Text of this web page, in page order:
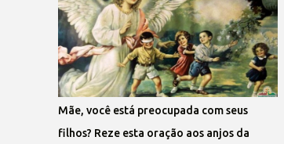
Mãe, você está preocupada com seus
filhos? Reze esta oração aos anjos da